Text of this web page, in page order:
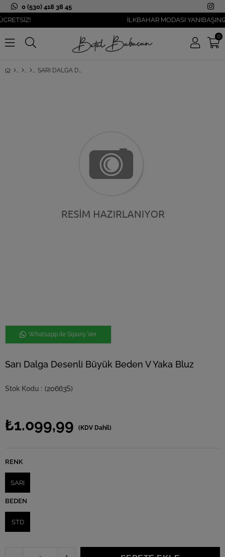
0 (530) 418 38 45
İLKBAHAR MODASI
0
SARI DALGA DESENLI BÜYÜK BEDEN V YAKA BLUZ
Whatsapp ile Sipariş Ver
Sarı Dalga Desenli Büyük Beden V Yaka Bluz
(20663S)
₺1.099,99 (KDV Dahil)
RENK
SARI
BEDEN
STD